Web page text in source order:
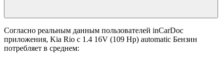
Согласно реальным данным пользователей inCarDoc
приложения, Kia Rio с 1.4 16V (109 Hp) automatic Бензин
потребляет в среднем: